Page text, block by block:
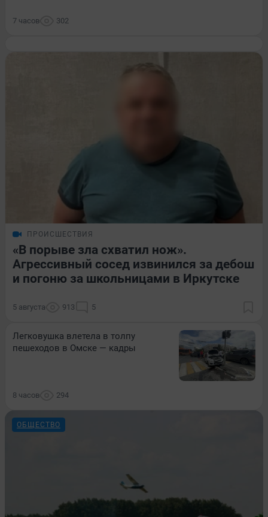
7 часов 302
ПРОИСШЕСТВИЯ
«В порыве зла схватил нож».
Агрессивный сосед извинился за дебош
и погоню за школьницами в Иркутске
5 августа 913 5
Легковушка влетела в толпу
пешеходов в Омске — кадры
8 часов 294
ОБЩЕСТВО